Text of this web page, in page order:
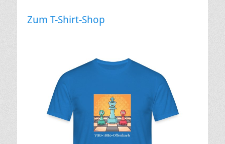
Zum T-Shirt-Shop